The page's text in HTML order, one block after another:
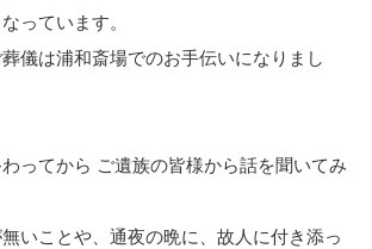
っています。
儀は浦和斎場でのお手伝いになりまし
ってから ご遺族の皆様から話を聞いてみ
いことや、通夜の晩に、故人に付き添っ